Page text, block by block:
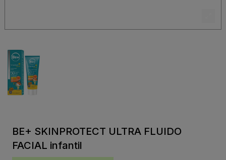
BE+ SKINPROTECT ULTRA FLUIDO
FACIAL infantil